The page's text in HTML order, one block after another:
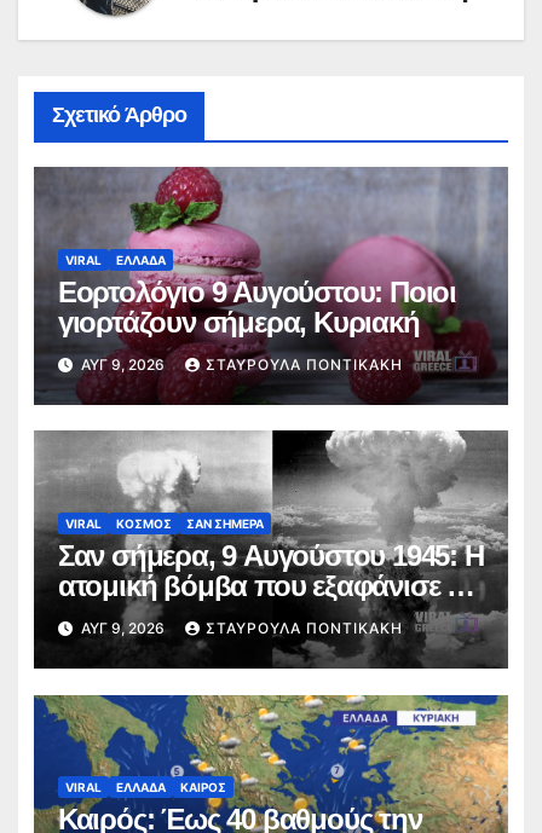
Σχετικό Άρθρο
VIRAL ΕΛΛΑΔΑ
Εορτολόγιο 9 Αυγούστου: Ποιοι
γιορτάζουν σήμερα, Κυριακή
ΑΥΓ 9, 2026 ΣΤΑΥΡΟΎΛΑ ΠΟΝΤΙΚΆΚΗ
VIRAL ΚΟΣΜΟΣ ΣΑΝ ΣΗΜΕΡΑ
Σαν σήμερα, 9 Αυγούστου 1945: Η
ατομική βόμβα που εξαφάνισε το
Ναγκασάκι
ΑΥΓ 9, 2026 ΣΤΑΥΡΟΎΛΑ ΠΟΝΤΙΚΆΚΗ
VIRAL ΕΛΛΑΔΑ ΚΑΙΡΟΣ
Καιρός: Έως 40 βαθμούς την